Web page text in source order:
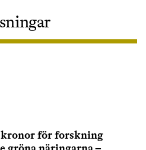
för forskning